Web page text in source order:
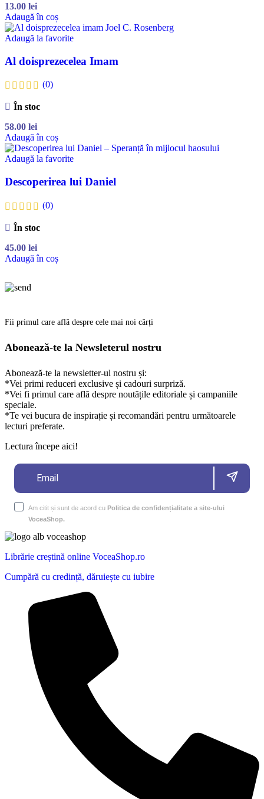
13.00 lei
Adaugă în coș
Adaugă la favorite
Al doisprezecelea Imam
(0)
În stoc
58.00 lei
Adaugă în coș
Adaugă la favorite
Descoperirea lui Daniel
(0)
În stoc
45.00 lei
Adaugă în coș
Fii primul care află despre cele mai noi cărți
Abonează-te la Newsleterul nostru
Abonează-te la newsletter-ul nostru și:
*Vei primi reduceri exclusive și cadouri surpriză.
*Vei fi primul care află despre noutățile editoriale și campaniile
speciale.
*Te vei bucura de inspirație și recomandări pentru următoarele
lecturi preferate.
Lectura începe aici!
Am citit și sunt de acord cu Politica de confidențialitate a site-ului
VoceaShop.
Librărie creștină online VoceaShop.ro
Cumpără cu credință, dăruiește cu iubire